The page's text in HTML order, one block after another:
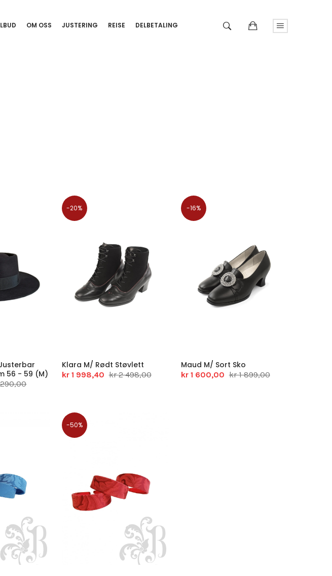
OM OSS JUSTERING REISE DELBETALING
56 - 59 (M)
-20%
Klara M/ Rødt Støvlett
kr 1 998,40 kr 2 498,00
-16%
Maud M/ Sort Sko
kr 1 600,00 kr 1 899,00
-50%